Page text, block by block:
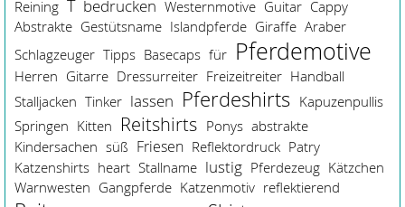
Reining T bedrucken Westernmotive Guitar Cappy
Abstrakte Gestütsname Islandpferde Giraffe Araber
Schlagzeuger Tipps Basecaps für Pferdemotive
Herren Gitarre Dressurreiter Freizeitreiter Handball
Stalljacken Tinker lassen Pferdeshirts Kapuzenpullis
Springen Kitten Reitshirts Ponys abstrakte
Kindersachen süß Friesen Reflektordruck Patry
Katzenshirts heart Stallname lustig Pferdezeug Kätzchen
Warnwesten Gangpferde Katzenmotiv reflektierend